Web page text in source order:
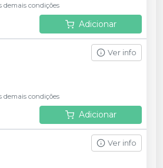
demais condições
Adicionar
Ver info
demais condições
Adicionar
Ver info